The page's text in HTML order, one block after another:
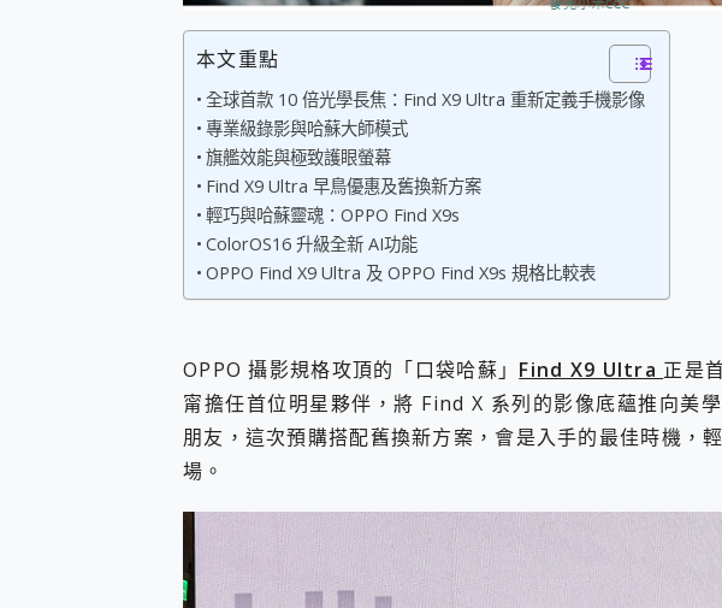
是螢幕也是電視! 一機超多用途「MSI微星
您的專屬AI 助手 Yoga Slim 7 Aura Edition 觸控
realme 14 Pro 超硬軍規、冰感變色實測，
iPhone、Apple Watch、AirPods耳機 三個設備
動靜皆宜「HUAWEI FreeArc」開放式耳掛耳
好玩好拍 vivo V50 ~ 口袋裡的 Zeiss 潮流攝影棚!
25種洗烘模式一機搞定! Roborock 衣莉莎白 H1
給 MSI Claw 系列電競掌機 最完美的家 MSI
B&O 精品級音響! Home+ 中嘉寬頻 SoundBox 劇
2億 APO蔡司長焦神機降臨~ vivo X200 Pro、
EaseUS Vocal Remover 免費線上去聲器一鍵
3 個超值 MHN 飛人工具分享~~ iToolab
小體積 40000mAh 超大容量 一次充5個設備 充
97.3% 恢復率，資料救援就是這麼簡單
磁碟系統大風吹 有了 磁碟管理程式 EaseUS
全新 SONY Xperia 1 VI 開箱! 相機實測! 長焦覆
Xiaomi 14 Ultra 開箱 評測~ 有深度的 Leica 影
MSI Claw 掌機專屬配件包 來囉 完美保護 MSI
人像旗艦 vivo V30 系列 開箱 評測! 首搭蔡司光
多個願望一次滿足 超強散熱 微星 MSI Claw
本文重點
全球首款 10 倍光學長焦：Find X9 Ultra 重新定義手機影像
專業級錄影與哈蘇大師模式
旗艦效能與極致護眼螢幕
Find X9 Ultra 早鳥優惠及舊換新方案
輕巧與哈蘇靈魂：OPPO Find X9s
ColorOS16 升級全新 AI功能
OPPO Find X9 Ultra 及 OPPO Find X9s 規格比較表
OPPO 攝影規格攻頂的「口袋哈蘇」 Find X9 Ultra 正是
甯擔任首位明星夥伴，將 Find X 系列的影像底蘊推向美
朋友，這次預購搭配舊換新方案，會是入手的最佳時機，
場。